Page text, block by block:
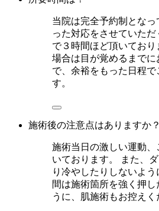
当院は完全予約制とな
った対応をさせていた
で３時間ほど頂いてお
場合は目が覚めるまで
で、余裕をもった日程
す。
施術後の注意点はありますか？
施術当日の激しい運動
いております。 また、
り冷やしたりしないよ
間は施術箇所を強く押
うに、肌施術もお控えく